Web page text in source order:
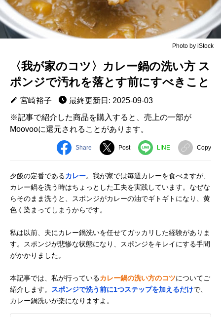
Photo by iStock
〈我が家のコツ〉カレー鍋の洗い方 ス
ポンジで汚れを落とす前にすべきこと
宮崎裕子
最終更新日: 2025-09-03
※記事で紹介した商品を購入すると、売上の一部が
Moovooに還元されることがあります。
Share Post LINE Copy
夕飯の定番であるカレー。我が家では毎週カレーを食べますが、
カレー鍋を洗う時はちょっとした工夫を実践しています。なぜな
らそのまま洗うと、スポンジがカレーの油でギトギトになり、黄
色く染まってしまうからです。
私は以前、夫にカレー鍋洗いを任せてガッカリした経験がありま
す。スポンジが悲惨な状態になり、スポンジをキレイにする手間
がかかりました。
本記事では、私が行っているカレー鍋の洗い方のコツについてご
紹介します。
スポンジで洗う前に1つステップを加えるだけで、
カレー鍋洗いが楽になりますよ。